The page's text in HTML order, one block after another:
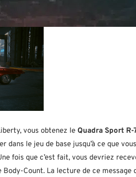
vous obtenez le Quadra Sport
dans le jeu de base jusqu’à ce que
fois que c’est fait, vous devriez
Body-Count. La lecture de ce